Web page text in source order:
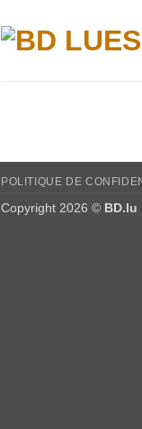
POLITIQUE DE
Copyright 2026 © BD.lu